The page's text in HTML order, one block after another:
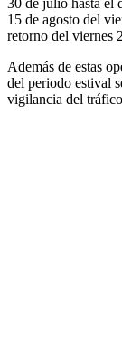
15 de agosto del
retorno del viernes
Además de estas
del periodo estival
vigilancia del